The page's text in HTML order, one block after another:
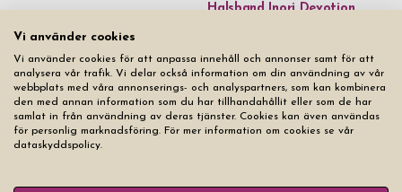
299 kr
Halsband Inori Devotion
Pris från 499 kr
Vi använder cookies
Vi använder cookies för att anpassa innehåll och annonser samt för att
analysera vår trafik. Vi delar också information om din användning av vår
webbplats med våra annonserings- och analyspartners, som kan kombinera
den med annan information som du har tillhandahållit eller som de har
samlat in från användning av deras tjänster. Cookies kan även användas
för personlig marknadsföring. För mer information om cookies se vår
dataskyddspolicy.